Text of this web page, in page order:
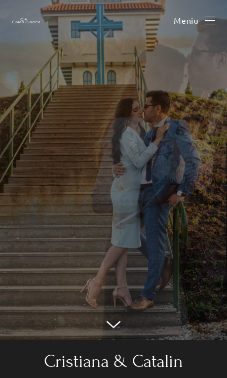
Meniu
Cristiana & Catalin